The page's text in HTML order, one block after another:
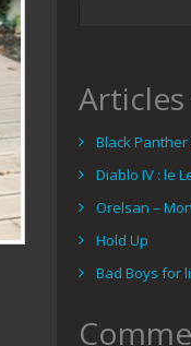
Black
Diablo IV : le
Orelsan –
Hold Up
Bad Boys for